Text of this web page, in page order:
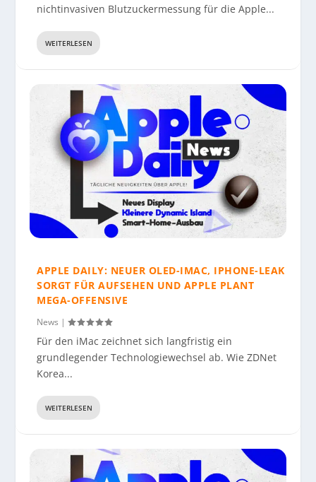
nichtinvasiven Blutzuckermessung für die Apple...
WEITERLESEN
APPLE DAILY: NEUER OLED-IMAC, IPHONE-LEAK
SORGT FÜR AUFSEHEN UND APPLE PLANT
MEGA-OFFENSIVE
News |
Für den iMac zeichnet sich langfristig ein
grundlegender Technologiewechsel ab. Wie ZDNet
Korea...
WEITERLESEN